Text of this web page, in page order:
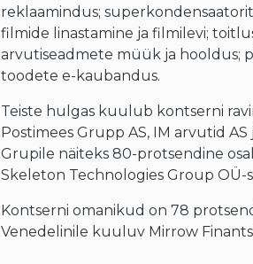
reklaamindus;
filmide linastamine ja filmilevi;
arvutiseadmete müük ja hooldus;
toodete e-kaubandus.
Teiste hulgas kuulub kontserni
Postimees Grupp AS, IM arvutid
Grupile näiteks 80-protsendine
Skeleton Technologies Group OÜ-
Kontserni omanikud on 78
Venedelinile kuuluv Mirrow